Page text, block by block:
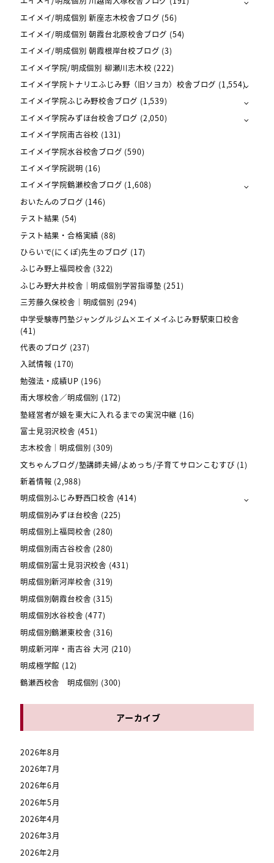
エイメイ/明成個別 新座志木校舎ブログ (56)
エイメイ/明成個別 朝霞台北原校舎ブログ (54)
エイメイ/明成個別 朝霞根岸台校ブログ (3)
エイメイ学院/明成個別 柳瀬川志木校 (222)
エイメイ学院トナリエふじみ野（旧ソヨカ）校舎ブログ (1,554)
エイメイ学院ふじみ野校舎ブログ (1,539)
エイメイ学院みずほ台校舎ブログ (2,050)
エイメイ学院南古谷校 (131)
エイメイ学院水谷校舎ブログ (590)
エイメイ学院説明 (16)
エイメイ学院鶴瀬校舎ブログ (1,608)
おいたんのブログ (146)
テスト結果 (54)
テスト結果・合格実績 (88)
ひらいで(にくぽ)先生のブログ (17)
ふじみ野上福岡校舎 (322)
ふじみ野大井校舎｜明成個別学習指導塾 (251)
三芳藤久保校舎｜明成個別 (294)
中学受験専門塾ジャングルジム×エイメイふじみ野駅東口校舎
(41)
代表のブログ (237)
入試情報 (170)
勉強法・成績UP (196)
南大塚校舎／明成個別 (172)
塾経営者が娘を東大に入れるまでの実況中継 (16)
富士見羽沢校舎 (451)
志木校舎｜明成個別 (309)
文ちゃんブログ/塾講師夫婦/よめっち/子育てサロンこむすび (1)
新着情報 (2,988)
明成個別ふじみ野西口校舎 (414)
明成個別みずほ台校舎 (225)
明成個別上福岡校舎 (280)
明成個別南古谷校舎 (280)
明成個別富士見羽沢校舎 (431)
明成個別新河岸校舎 (319)
明成個別朝霞台校舎 (315)
明成個別水谷校舎 (477)
明成個別鶴瀬東校舎 (316)
明成新河岸・南古谷 大河 (210)
明成極学館 (12)
鶴瀬西校舎 明成個別 (300)
アーカイブ
2026年8月
2026年7月
2026年6月
2026年5月
2026年4月
2026年3月
2026年2月